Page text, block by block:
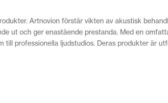
Artnovion förstår vikten av akustisk
ut och ger enastående prestanda. Med en
professionella ljudstudios. Deras produkter är
estetiska preferenser. Vi erbjuder